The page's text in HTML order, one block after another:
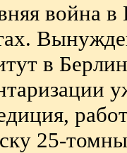
война в
в
25-